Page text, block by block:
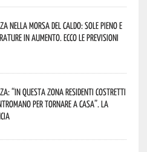
nella morsa del caldo: sole pieno e
in aumento. Ecco le previsioni
“In questa zona residenti costretti
per tornare a casa”. La